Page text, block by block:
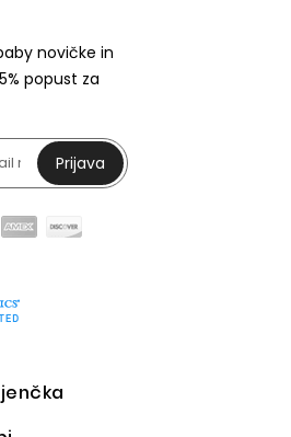
novičke in
popust za
Prijava